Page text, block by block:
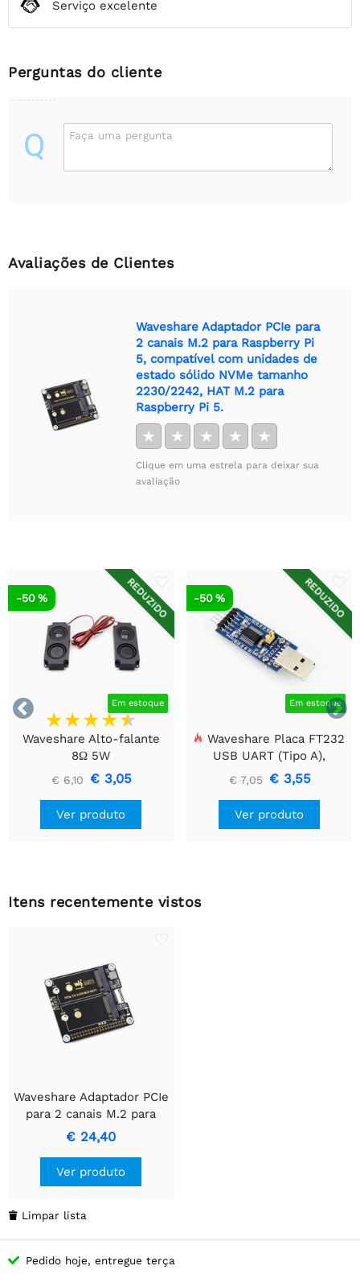
Serviço excelente
Perguntas do cliente
Q Faça uma pergunta
Avaliações de Clientes
Waveshare Adaptador PCIe para
2 canais M.2 para Raspberry Pi
5, compatível com unidades de
estado sólido NVMe tamanho
2230/2242, HAT M.2 para
Raspberry Pi 5.
★ ★ ★ ★ ★
Clique em uma estrela para deixar sua
avaliação


REDUZIDO
Em estoque
-50 %
Waveshare Alto-falante
8Ω 5W
€ 6,10 € 3,05
Ver produto
REDUZIDO
Em estoque
-50 %
Waveshare Placa FT232
USB UART (Tipo A),
Módulo de Comunicação
USB Para TTL (UART)
€ 7,05 € 3,55
Ver produto
Itens recentemente vistos
Waveshare Adaptador PCIe
para 2 canais M.2 para
Raspberry Pi 5, compatível
com unidades de estado
sólido NVMe tamanho
2230/2242, HAT M.2 para
€ 24,40
Ver produto
 Limpar lista
Pedido hoje, entregue terça